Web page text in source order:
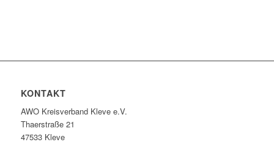
KONTAKT
AWO Kreisverband Kleve e.V.
Thaerstraße 21
47533 Kleve